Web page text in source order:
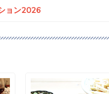
ョン2026